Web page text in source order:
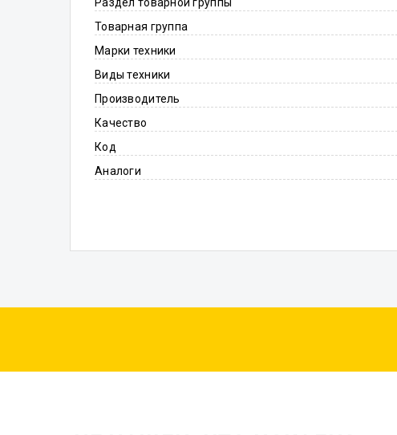
Товарная группа
Марки техники
Виды техники
Производитель
Качество
Код
Аналоги